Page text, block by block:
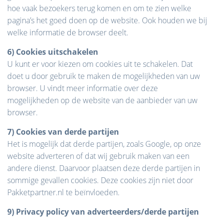
hoe vaak bezoekers terug komen en om te zien welke
pagina’s het goed doen op de website. Ook houden we bij
welke informatie de browser deelt.
6) Cookies uitschakelen
U kunt er voor kiezen om cookies uit te schakelen. Dat
doet u door gebruik te maken de mogelijkheden van uw
browser. U vindt meer informatie over deze
mogelijkheden op de website van de aanbieder van uw
browser.
7) Cookies van derde partijen
Het is mogelijk dat derde partijen, zoals Google, op onze
website adverteren of dat wij gebruik maken van een
andere dienst. Daarvoor plaatsen deze derde partijen in
sommige gevallen cookies. Deze cookies zijn niet door
Pakketpartner.nl te beïnvloeden.
9) Privacy policy van adverteerders/derde partijen